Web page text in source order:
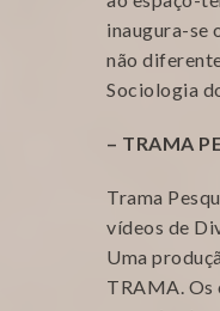
inaugura-se
não
Sociologia
– TRAMA
Trama
vídeos de
Uma
TRAMA. Os